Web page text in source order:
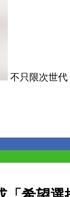
不只限次世代